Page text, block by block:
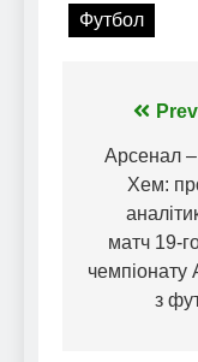
Футбол
записів
Арсенал
Хем:
матч 19-
чемпіонату
з